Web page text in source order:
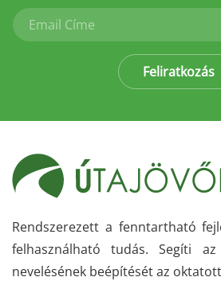
Feliratkozás
Rendszerezett a fenntartható
felhasználható tudás. Segíti
nevelésének beépítését az